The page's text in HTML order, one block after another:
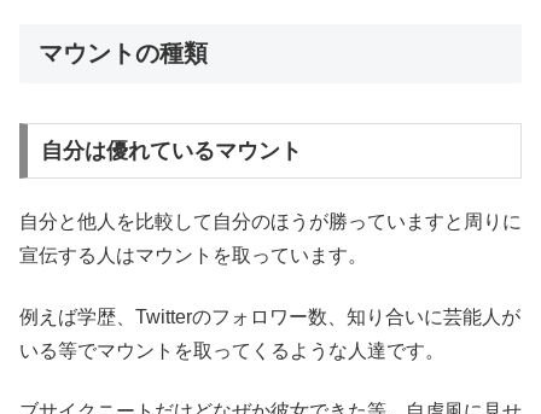
マウントの種類
自分は優れているマウント
自分と他人を比較して自分のほうが勝っていますと周りに
宣伝する人はマウントを取っています。
例えば学歴、Twitterのフォロワー数、知り合いに芸能人が
いる等でマウントを取ってくるような人達です。